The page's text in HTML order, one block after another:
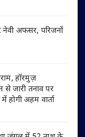
नेवी अफसर, परिजनों
हॉरमुज़
जारी तनाव पर
होगी अहम वार्ता